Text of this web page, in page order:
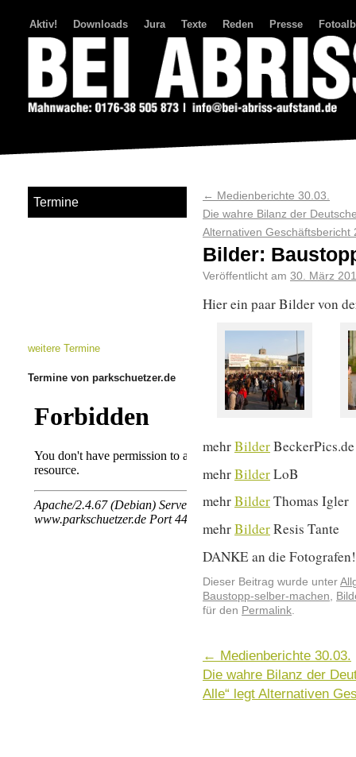
Aktiv! Downloads Jura Texte Reden Presse
← Medienberichte 30.03.
Die wahre Bilanz der
Alternativen
Bilder:
Veröffentlicht am 30. März
Hier ein paar Bilder von
mehrBilderBeckerPics.de
mehrBilderLoB
mehrBilderThomas Igler
mehrBilderResis Tante
DANKE an die
Dieser Beitrag wurde unter
Baustopp-selber-machen
für den Permalink
← Medienberichte 30.03.
Die wahre Bilanz der
Alle“ legt Alternativen
Termine
weitere Termine
Termine von parkschuetzer.de